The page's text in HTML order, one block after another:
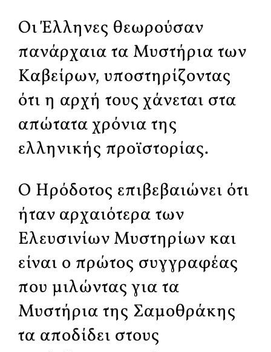
Οι Έλληνες θεωρούσαν
πανάρχαια τα Μυστήρια των
Καβείρων, υποστηρίζοντας
ότι η αρχή τους χάνεται στα
απώτατα χρόνια της
ελληνικής προϊστορίας.
Ο Ηρόδοτος επιβεβαιώνει ότι
ήταν αρχαιότερα των
Ελευσινίων Μυστηρίων και
είναι ο πρώτος συγγραφέας
που μιλώντας για τα
Μυστήρια της Σαμοθράκης
τα αποδίδει στους